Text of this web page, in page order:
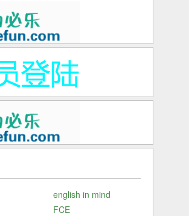
english in mind
FCE